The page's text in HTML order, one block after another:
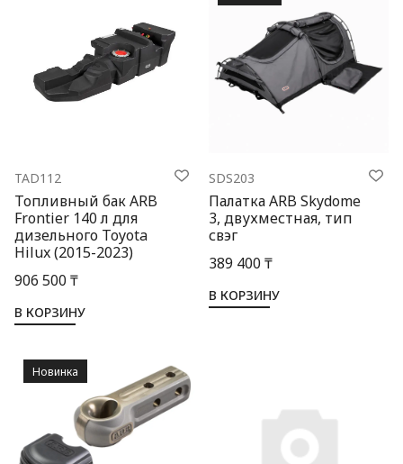
TAD112
Топливный бак ARB
Frontier 140 л для
дизельного Toyota
Hilux (2015-2023)
906 500 ₸
В КОРЗИНУ
SDS203
Палатка ARB Skydome
3, двухместная, тип
свэг
389 400 ₸
В КОРЗИНУ
Новинка